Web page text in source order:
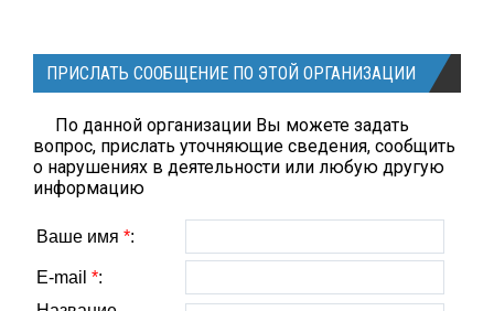
ПРИСЛАТЬ СООБЩЕНИЕ ПО ЭТОЙ ОРГАНИЗАЦИИ
По данной организации Вы можете задать
вопрос, прислать уточняющие сведения, сообщить
о нарушениях в деятельности или любую другую
информацию
Ваше имя *:
E-mail *: